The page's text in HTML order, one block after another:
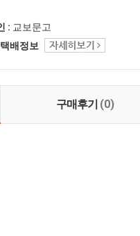
: 교보문고
배정보
구매후기 (0)